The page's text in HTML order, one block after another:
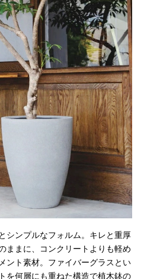
シンプルなフォルム。キレと重厚
ままに、コンクリートよりも軽め
ント素材。ファイバーグラスとい
を何層にも重ねた構造で植木鉢の